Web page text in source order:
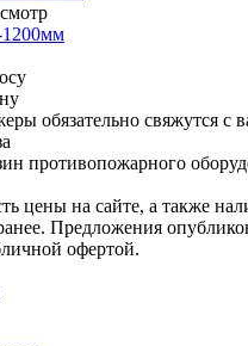
обязательно свяжутся с
противопожарного
цены на сайте, а также
Предложения
офертой.